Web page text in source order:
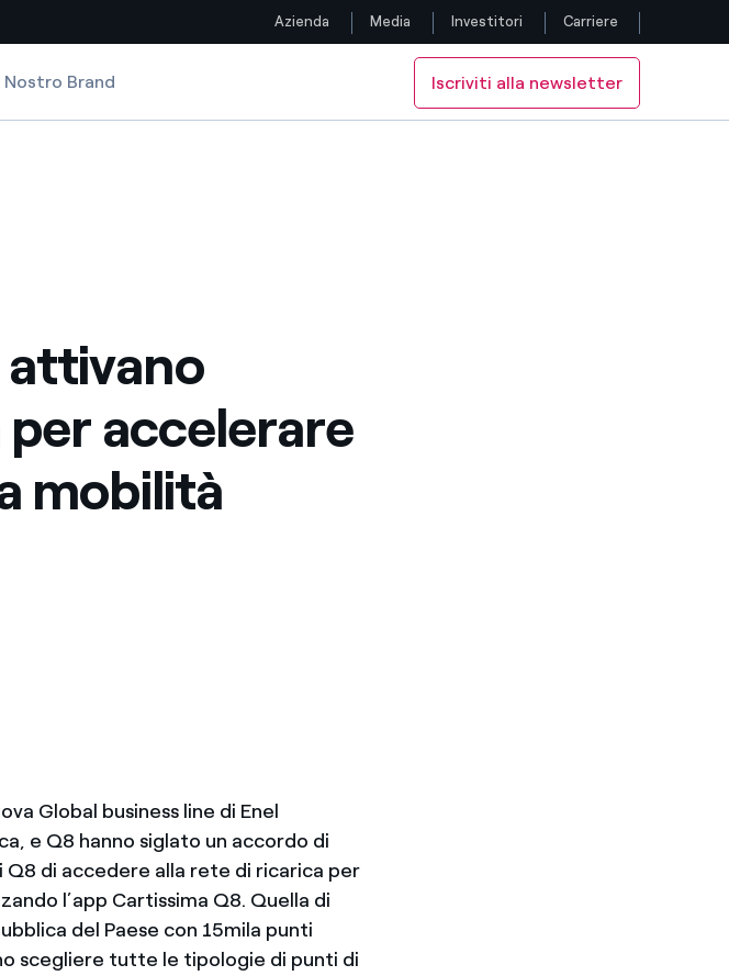
Siti Paese
Colombia
Iberia
Seguici
Azienda Media Investitori Carriere
Nostro Brand Iscriviti alla newsletter
elettricala diffusione della mobilità elettrica
accelerare la diffusione della mobilità elettrica
attivano
accelerare
mobilità
Global business line di Enel
e Q8 hanno siglato un accordo di
di accedere alla rete di ricarica per
l’app Cartissima Q8. Quella di
del Paese con 15mila punti
scegliere tutte le tipologie di punti di